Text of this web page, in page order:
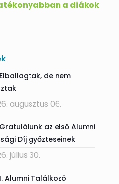
a diákok
de nem
augusztus 06.
az első Alumni
Díj győzteseinek
július 30.
Alumni Találkozó